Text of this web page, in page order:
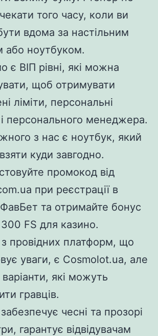
того часу, коли ви
вдома за настільним
або ноутбуком.
є ВІП рівні, які можна
щоб отримувати
ліміти, персональні
персонального менеджера.
з нас є ноутбук, який
куди завгодно.
промокод від
при реєстрації в
та отримайте бонус
FS для казино.
провідних платформ, що
уваги, є Cosmolot.ua, але
варіанти, які можуть
гравців.
чесні та прозорі
гарантує відвідувачам